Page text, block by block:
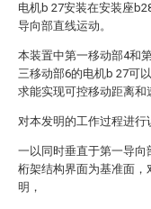
电机b 27安装在安装座
导向部直线运动。
本装置中第一移动部4和
三移动部6的电机b 27可
求能实现可控移动距离和
对本发明的工作过程进行
一以同时垂直于第一导向
桁架结构界面为基准面
明，